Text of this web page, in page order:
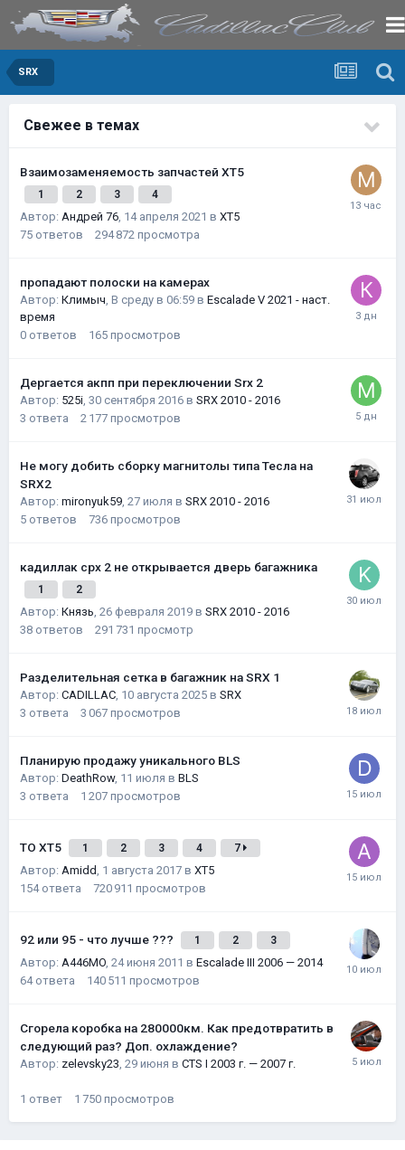
SRX
Свежее в темах
Взаимозаменяемость запчастей XT5
1 2 3 4
Автор: Андрей 76, 14 апреля 2021 в XT5
75 ответов 294 872 просмотра
пропадают полоски на камерах
Автор: Климыч, В среду в 06:59 в Escalade V 2021 - наст.
время
0 ответов 165 просмотров
Дергается акпп при переключении Srx 2
Автор: 525i, 30 сентября 2016 в SRX 2010 - 2016
3 ответа 2 177 просмотров
Не могу добить сборку магнитолы типа Тесла на
SRX2
Автор: mironyuk59, 27 июля в SRX 2010 - 2016
5 ответов 736 просмотров
кадиллак срх 2 не открывается дверь багажника
1 2
Автор: Князь, 26 февраля 2019 в SRX 2010 - 2016
38 ответов 291 731 просмотр
Разделительная сетка в багажник на SRX 1
Автор: CADILLAC, 10 августа 2025 в SRX
3 ответа 3 067 просмотров
Планирую продажу уникального BLS
Автор: DeathRow, 11 июля в BLS
3 ответа 1 207 просмотров
ТО XT5 1 2 3 4 7
Автор: Amidd, 1 августа 2017 в XT5
154 ответа 720 911 просмотров
92 или 95 - что лучше ??? 1 2 3
Автор: A446MO, 24 июня 2011 в Escalade III 2006 — 2014
64 ответа 140 511 просмотров
Сгорела коробка на 280000км. Как предотвратить в
следующий раз? Доп. охлаждение?
Автор: zelevsky23, 29 июня в CTS I 2003 г. — 2007 г.
1 ответ 1 750 просмотров